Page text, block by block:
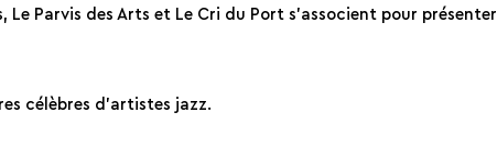
Parvis des Arts et Le Cri du Port s’associent pour présenter
célèbres d’artistes jazz.